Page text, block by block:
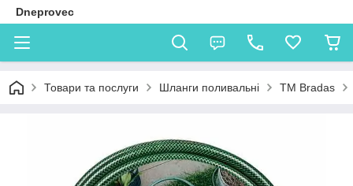
Dneprovec
Товари та послуги Шланги поливальні TM Bradas